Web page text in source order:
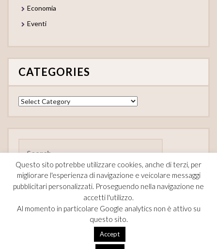
Economia
Eventi
CATEGORIES
Categories
Questo sito potrebbe utilizzare cookies, anche di terzi, per
migliorare l'esperienza di navigazione e veicolare messaggi
pubblicitari personalizzati. Proseguendo nella navigazione ne
accetti l'utilizzo.
Al momento in particolare Google analytics non è attivo su
questo sito.
Accept